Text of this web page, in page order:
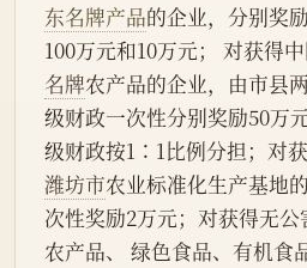
东名牌产品的企业，分别奖励
100万元和10万元； 对获得中
名牌农产品的企业，由市县两
级财政一次性分别奖励50万
级财政按1∶1比例分担；对
潍坊市农业标准化生产基地
次性奖励2万元；对获得无公
农产品、 绿色食品、有机食